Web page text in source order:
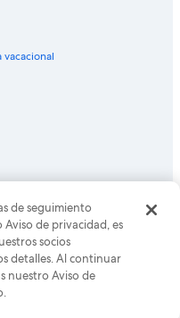
Group. Todos los
Expedia son marcas
Inc. CST# 2029030-50.
de seguimiento
Aviso de privacidad, es
socios
detalles. Al continuar
nuestro Aviso de